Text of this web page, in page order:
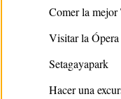
Comer la mejor
Visitar la Ópera
Setagayapark
Hacer una